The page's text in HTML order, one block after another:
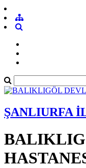
ŞANLIURFA